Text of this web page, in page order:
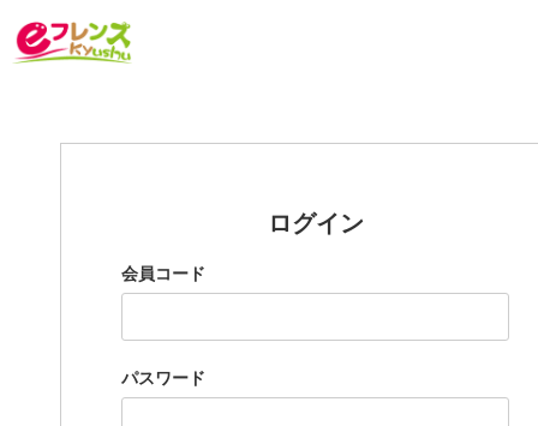
ログイン
会員コード
パスワード